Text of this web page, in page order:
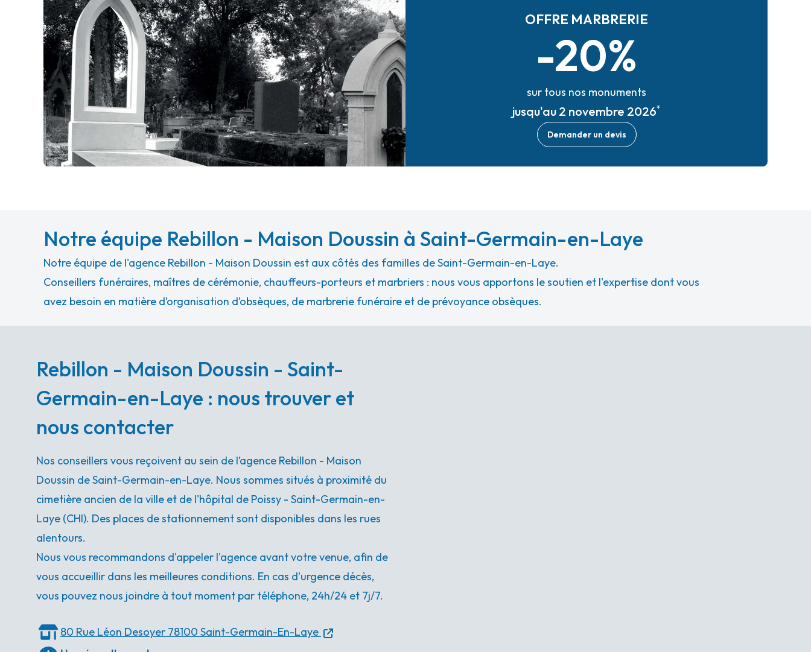
OFFRE MARBRERIE
-20%
sur tous nos monuments
jusqu'au 2 novembre 2026*
Demander un devis
Notre équipe Rebillon - Maison Doussin à Saint-Germain-en-Laye
Notre équipe de l'agence Rebillon - Maison Doussin est aux côtés des familles de Saint-Germain-en-Laye.
Conseillers funéraires, maîtres de cérémonie, chauffeurs-porteurs et marbriers : nous vous apportons le soutien et l'expertise dont vous
avez besoin en matière d’organisation d’obsèques, de marbrerie funéraire et de prévoyance obsèques.
Rebillon - Maison Doussin - Saint-
Germain-en-Laye : nous trouver et
nous contacter
Nos conseillers vous reçoivent au sein de l’agence Rebillon - Maison
Doussin de Saint-Germain-en-Laye. Nous sommes situés à proximité du
cimetière ancien de la ville et de l'hôpital de Poissy - Saint-Germain-en-
Laye (CHI). Des places de stationnement sont disponibles dans les rues
alentours.
Nous vous recommandons d'appeler l'agence avant votre venue, afin de
vous accueillir dans les meilleures conditions. En cas d'urgence décès,
vous pouvez nous joindre à tout moment par téléphone, 24h/24 et 7j/7.
80 Rue Léon Desoyer 78100 Saint-Germain-En-Laye